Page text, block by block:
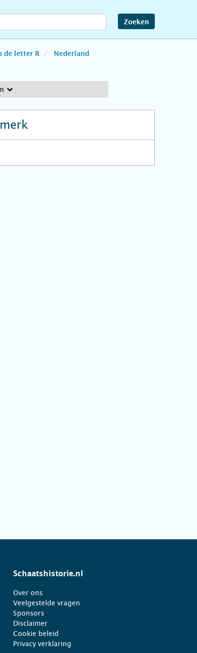
Zoeken
de letter R
Nederland
Schaatshistorie.nl
Over ons
Veelgestelde vragen
Sponsors
Disclaimer
Cookie beleid
Privacy verklaring